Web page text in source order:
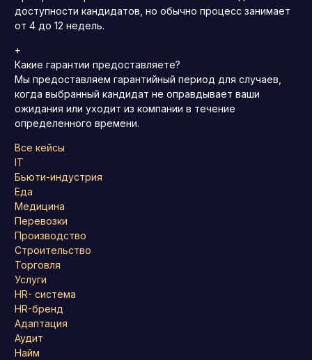
доступности кандидатов, но обычно процесс занимает
от 4 до 12 недель.
+
Какие гарантии предоставляете?
Мы предоставляем гарантийный период для случаев,
когда выбранный кандидат не оправдывает ваши
ожидания или уходит из компании в течение
определенного времени.
Все кейсы
IT
Бьюти-индустрия
Еда
Медицина
Перевозки
Производство
Строительство
Торговля
Услуги
HR- система
HR-бренд
Адаптация
Аудит
Найм